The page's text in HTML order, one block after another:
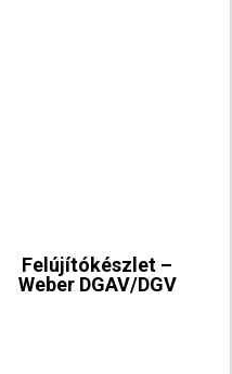
Felújítókészlet –
Weber DGAV/DGV